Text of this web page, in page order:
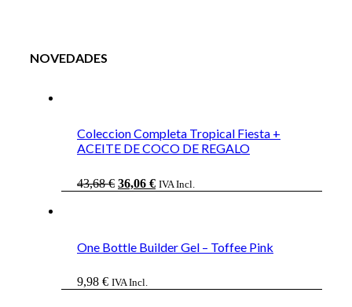
NOVEDADES
Coleccion Completa Tropical Fiesta +
ACEITE DE COCO DE REGALO
43,68€ El
36,06 €ElIVA Incl.
One Bottle Builder Gel – Toffee Pink
9,98 € IVA Incl.